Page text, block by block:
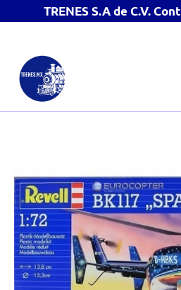
TRENES S.A de C.V.
contenido